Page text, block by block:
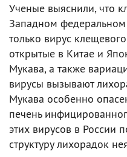
Ученые выяснили, что
Западном федеральном
только вирус
открытые в Китае и
Мукава, а также
вирусы вызывают
Мукава особенно
печень
этих вирусов в России
структуру лихорадок